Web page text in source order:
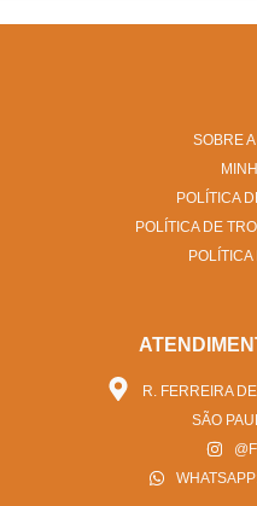
SOBRE
POLÍTICA
POLÍTICA DE
R. FERREIRA
SÃO